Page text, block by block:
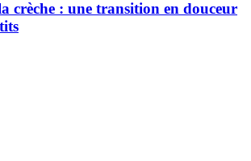
crèche : une transition en douceur